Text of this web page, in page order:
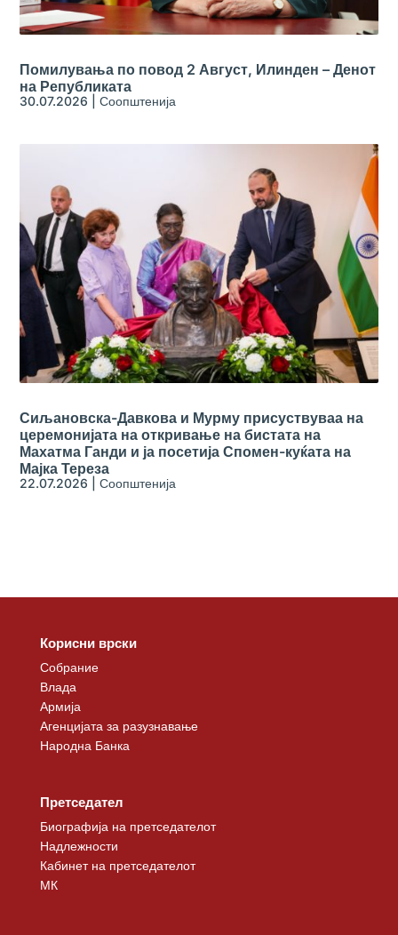
Помилувања по повод 2 Август, Илинден – Денот
на Републиката
30.07.2026 |Соопштенија
Сиљановска-Давкова и Мурму присуствуваа на
церемонијата на откривање на бистата на
Махатма Ганди и ја посетија Спомен-куќата на
Мајка Тереза
22.07.2026 |Соопштенија
Корисни врски
Собрание
Влада
Армија
Агенцијата за разузнавање
Народна Банка
Претседател
Биографија на претседателот
Надлежности
Кабинет на претседателот
МК